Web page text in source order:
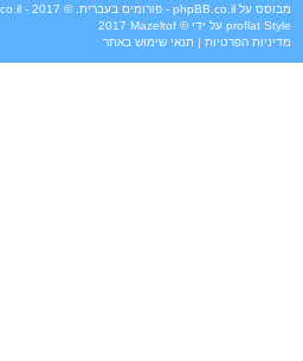
מבוסס על phpBB.co.il - פורומים בעברית
. © 2017 - phpBB.co.il.
Style
proflat על ידי © Mazeltof
מדיניות הפרטיות | תנאי שימוש באתר